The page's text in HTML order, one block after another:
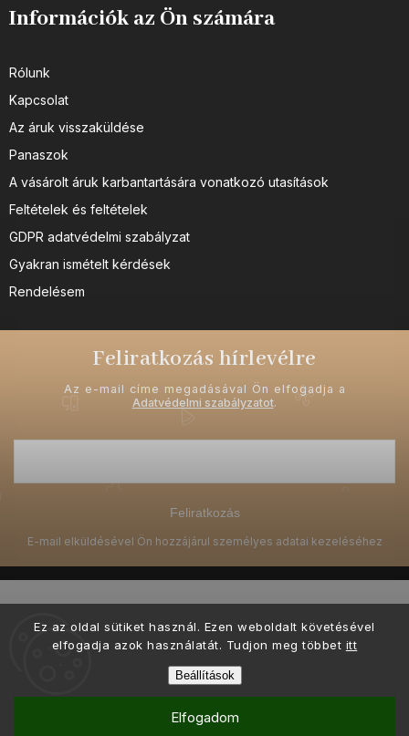
Ez az oldal sütiket használ. Ezen weboldalt követésével
elfogadja azok használatát. Tudjon meg többet itt
Beállítások
Elfogadom
Információk az Ön számára
Rólunk
Kapcsolat
Az áruk visszaküldése
Panaszok
A vásárolt áruk karbantartására vonatkozó utasítások
Feltételek és feltételek
GDPR adatvédelmi szabályzat
Gyakran ismételt kérdések
Rendelésem
Feliratkozás hírlevélre
Az e-mail címe megadásával Ön elfogadja a
Adatvédelmi szabályzatot.
Feliratkozás
Shoptet készítette
Grafický návrh vytvořil a nakódoval